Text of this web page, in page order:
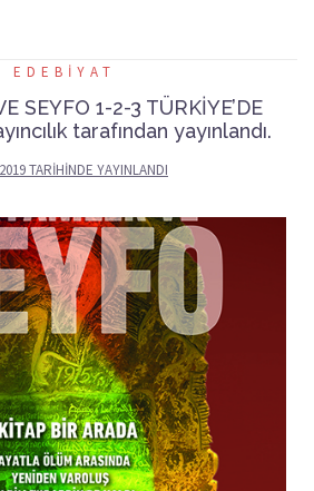
EDEBIYAT
SEYFO 1-2-3 TÜRKİYE’DE
tarafından yayınlandı.
TARIHINDE YAYINLANDI